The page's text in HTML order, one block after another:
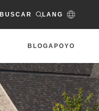
BUSCAR LANG
BLOGAPOYO